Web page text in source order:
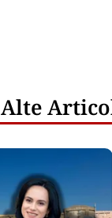
Alte